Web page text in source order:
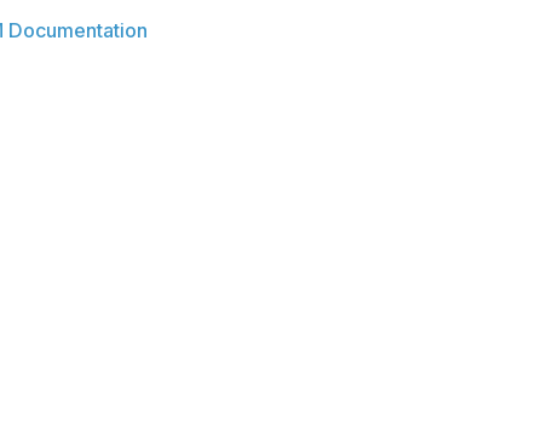
Documentation